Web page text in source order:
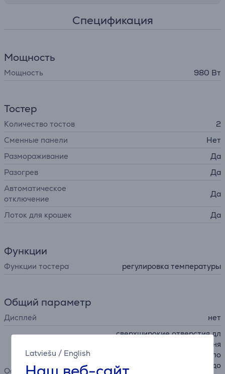
Latviešu / English
Спецификация
Мощность
Мощность 980 Вт
Тостер
Количество тостов
2
Сменные панели
Нет
Размораживание
Да
Разогрев
Да
Автоматическое
отключение
Да
Лоток для крошек Да
Функции
Функции тостера регулировка температуры
Общий параметр
Дисплей нет
Особенности
сверхширокие отверстия дл
я тостов, 7 настроек уровня
обжарки, рычаг высокого по
дъема, функция "немного до